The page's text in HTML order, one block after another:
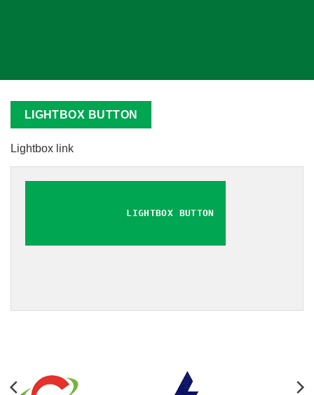
LIGHTBOX BUTTON
Lightbox link
LIGHTBOX BUTTON